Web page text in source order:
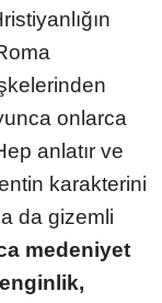
onlarca
anlatır ve
karakterini
da gizemli
medeniyet